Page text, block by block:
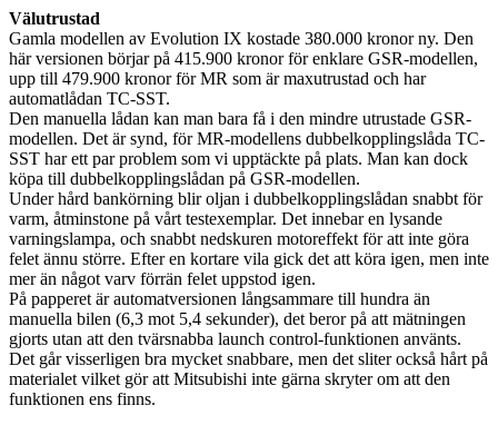
Välutrustad
Gamla modellen av Evolution IX kostade 380.000 kronor ny. Den
här versionen börjar på 415.900 kronor för enklare GSR-modellen,
upp till 479.900 kronor för MR som är maxutrustad och har
automatlådan TC-SST.
Den manuella lådan kan man bara få i den mindre utrustade GSR-
modellen. Det är synd, för MR-modellens dubbelkopplingslåda TC-
SST har ett par problem som vi upptäckte på plats. Man kan dock
köpa till dubbelkopplingslådan på GSR-modellen.
Under hård bankörning blir oljan i dubbelkopplingslådan snabbt för
varm, åtminstone på vårt testexemplar. Det innebar en lysande
varningslampa, och snabbt nedskuren motoreffekt för att inte göra
felet ännu större. Efter en kortare vila gick det att köra igen, men inte
mer än något varv förrän felet uppstod igen.
På papperet är automatversionen långsammare till hundra än
manuella bilen (6,3 mot 5,4 sekunder), det beror på att mätningen
gjorts utan att den tvärsnabba launch control-funktionen använts.
Det går visserligen bra mycket snabbare, men det sliter också hårt på
materialet vilket gör att Mitsubishi inte gärna skryter om att den
funktionen ens finns.